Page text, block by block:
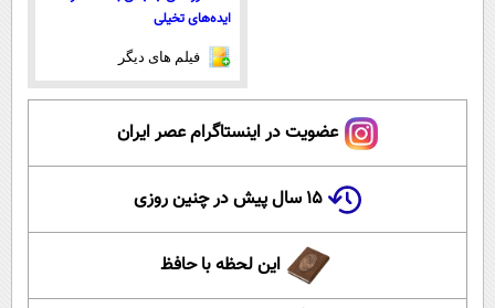
ایده‌های تخیلی
فیلم های دیگر
عضویت در اینستاگرام عصر ایران
۱۵ سال پیش در چنین روزی
این لحظه با حافظ